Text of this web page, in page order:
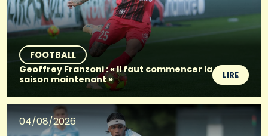
FOOTBALL
Geoffrey Franzoni : « Il faut commencer la
saison maintenant »
LIRE
04/08/2026